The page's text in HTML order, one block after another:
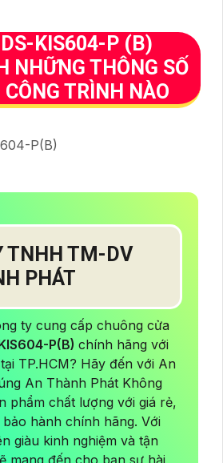
KIS604-P (B)
NHỮNG THÔNG SỐ
TRÌNH NÀO
TNHH TM-DV
PHÁT
ty cung cấp chuông cửa
P(B) chính hãng với
TP.HCM? Hãy đến với An
An Thành Phát Không
phẩm chất lượng với giá rẻ,
hành chính hãng. Với
giàu kinh nghiệm và tận
mang đến cho bạn sự hài